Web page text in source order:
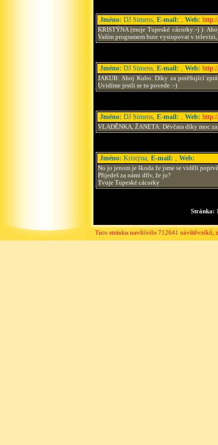
Jméno: DJ Simens, E-mail: , Web:
KRISTÝNA (moje Tupeské cácorky:-) ):
Vaším programem bute vystupovat v
Jméno: DJ Simens, E-mail: , Web:
JAKUB: Ahoj Kubo. Díky za potěšující
Uvidíme jestli se to povede :-)
Jméno: DJ Simens, E-mail: , Web:
VLADĚNKA, ŽANETA: Děvčata díky moc
Jméno: Kristýna, E-mail: , Web:
No jo jenom je škoda že jsme se viděli
Přijedeš za námi dřív, že jo?
Tvoje Tupeské cácorky
Stránka:
Tuto stránku navštívilo 712641 návštěvníků,